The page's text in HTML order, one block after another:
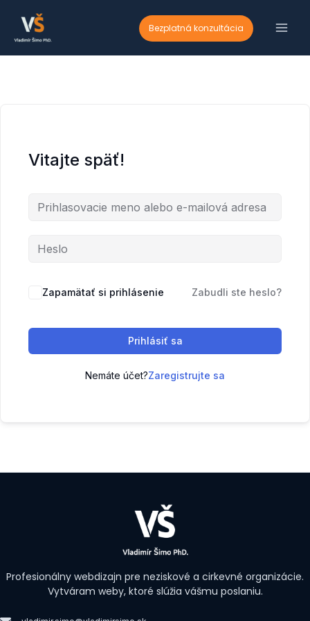
obsah
Bezplatná konzultácia
Vitajte späť!
Zapamätať si prihlásenie Zabudli ste heslo?
Prihlásiť sa
Nemáte účet?Zaregistrujte sa
Profesionálny webdizajn pre neziskové a cirkevné organizácie.
Vytváram weby, ktoré slúžia vášmu poslaniu.